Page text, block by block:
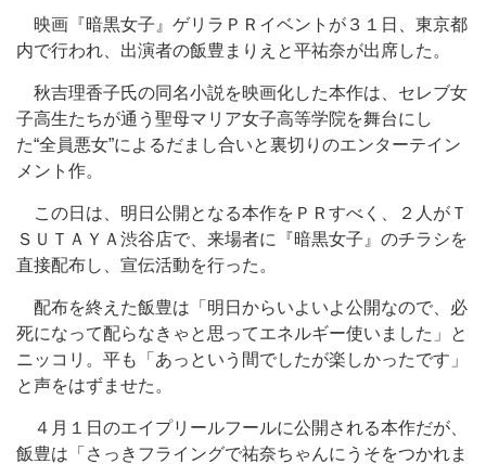
映画『暗黒女子』ゲリラＰＲイベントが３１日、東京都
内で行われ、出演者の飯豊まりえと平祐奈が出席した。
秋吉理香子氏の同名小説を映画化した本作は、セレブ女
子高生たちが通う聖母マリア女子高等学院を舞台にし
た“全員悪女”によるだまし合いと裏切りのエンターテイン
メント作。
この日は、明日公開となる本作をＰＲすべく、２人がＴ
ＳＵＴＡＹＡ渋谷店で、来場者に『暗黒女子』のチラシを
直接配布し、宣伝活動を行った。
配布を終えた飯豊は「明日からいよいよ公開なので、必
死になって配らなきゃと思ってエネルギー使いました」と
ニッコリ。平も「あっという間でしたが楽しかったです」
と声をはずませた。
４月１日のエイプリールフールに公開される本作だが、
飯豊は「さっきフライングで祐奈ちゃんにうそをつかれま